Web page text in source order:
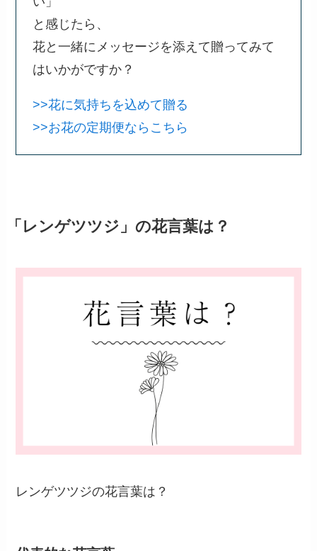
と感じたら、
花と一緒にメッセージを添えて贈ってみて
はいかがですか？
>>花に気持ちを込めて贈る
>>お花の定期便ならこちら
「レンゲツツジ」の花言葉は？
レンゲツツジの花言葉は？